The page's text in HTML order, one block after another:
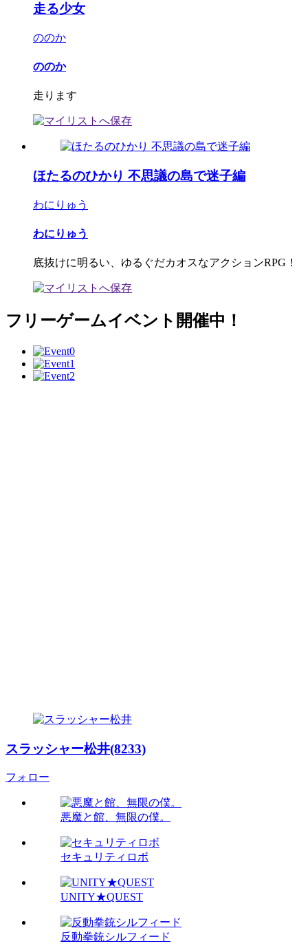
走る少女
ののか
ののか
走ります
ほたるのひかり 不思議の島で迷子編
わにりゅう
わにりゅう
底抜けに明るい、ゆるぐだカオスなアクションRPG！
フリーゲームイベント開催中！
スラッシャー松井(8233)
フォロー
悪魔と館、無限の僕。
セキュリティロボ
UNITY★QUEST
反動拳銃シルフィード